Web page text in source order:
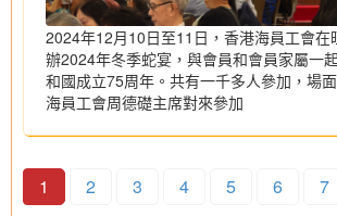
2024年12月10日至11日，香港海員工會在
辦2024年冬季蛇宴，與會員和會員家屬一
和國成立75周年。共有一千多人參加，場
海員工會周德礎主席對來參加
1 2 3 4 5 6 7